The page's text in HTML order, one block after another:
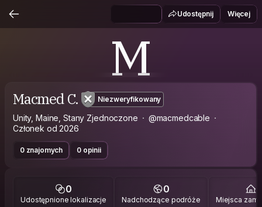
Udostępnij Więcej
M
Macmed C. Niezweryfikowany
Unity, Maine, Stany Zjednoczone
@macmedcable
Członek od 2026
0 znajomych 0 opinii
0
Udostępnione lokalizacje
0
Nadchodzące podróże Miejsca